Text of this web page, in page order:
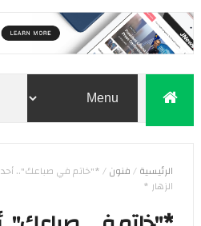
الرئيسية/فنون/*"خاتم في صباعك"..
الزهار *